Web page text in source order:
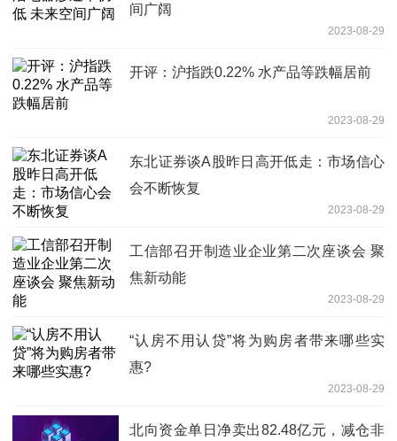
间广阔
2023-08-29
开评：沪指跌0.22% 水产品等跌幅居前
2023-08-29
东北证券谈A股昨日高开低走：市场信心
会不断恢复
2023-08-29
工信部召开制造业企业第二次座谈会 聚
焦新动能
2023-08-29
“认房不用认贷”将为购房者带来哪些实
惠?
2023-08-29
北向资金单日净卖出82.48亿元，减仓非